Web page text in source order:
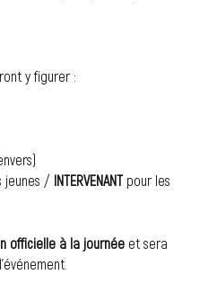
y figurer :
jeunes / INTERVENANTpour les
officielle à la journée et sera